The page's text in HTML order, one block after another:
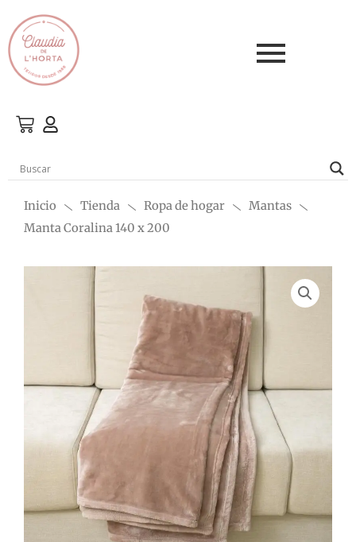
contenido
Inicio Tienda Ropa de hogar
Mantas
Manta Coralina 140 x 200